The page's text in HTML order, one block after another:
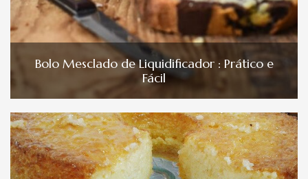
Bolo Mesclado de Liquidificador : Prático e
Fácil